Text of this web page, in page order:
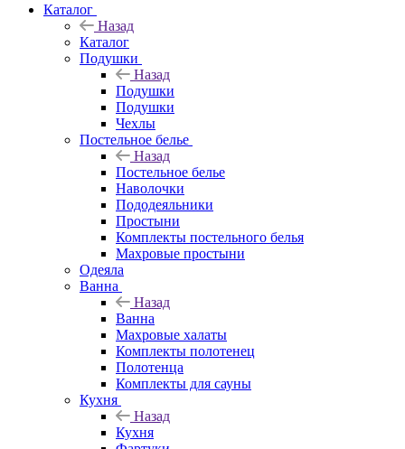
Каталог
Назад
Каталог
Подушки
Назад
Подушки
Подушки
Чехлы
Постельное белье
Назад
Постельное белье
Наволочки
Пододеяльники
Простыни
Комплекты постельного белья
Махровые простыни
Одеяла
Ванна
Назад
Ванна
Махровые халаты
Комплекты полотенец
Полотенца
Комплекты для сауны
Кухня
Назад
Кухня